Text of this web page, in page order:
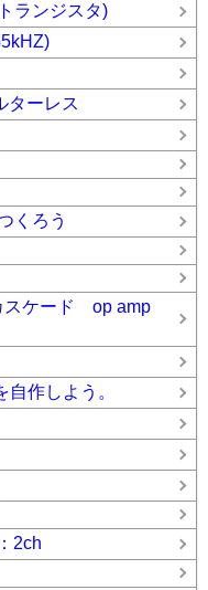
ランジスタ)
ターレス
くろう
スケード op amp
作しよう。
2ch